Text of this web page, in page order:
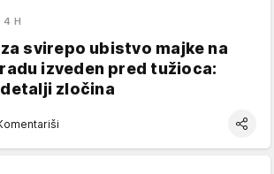
4 H
svirepo ubistvo majke na
izveden pred tužioca:
zločina